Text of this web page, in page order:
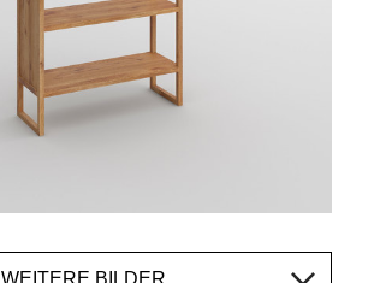
WEITERE BILDER